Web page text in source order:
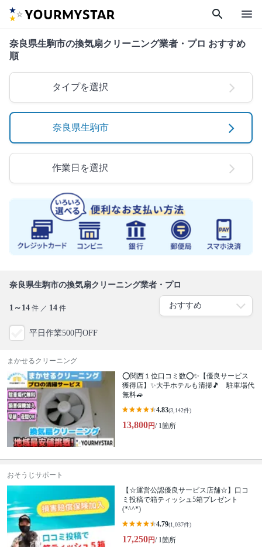
search menu
奈良県生駒市の換気扇クリーニング業者・プロ おすすめ
順
タイプを選択
奈良県生駒市
作業日を選択
奈良県生駒市の換気扇クリーニング業者・プロ
1～14 件 ／ 14 件
平日作業500円OFF
まかせるクリーニング
⭕関西１位口コミ数⭕✨【優良サービス
獲得店】✨大手ホテルも清掃🎵 駐車場代
無料🚙
4.83(3,142件)
13,800円/ 1箇所
おそうじサポート
【☆運営公認優良サービス店舗☆】口コ
ミ投稿で箱ティッシュ5箱プレゼント
(*^^*)
4.79(1,037件)
17,250円/ 1箇所